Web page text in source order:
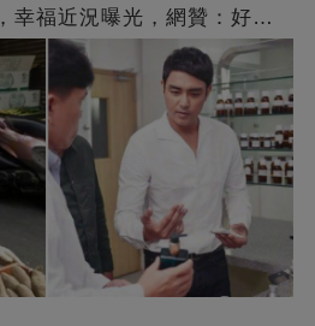
幸福近況曝光，網贊：好老